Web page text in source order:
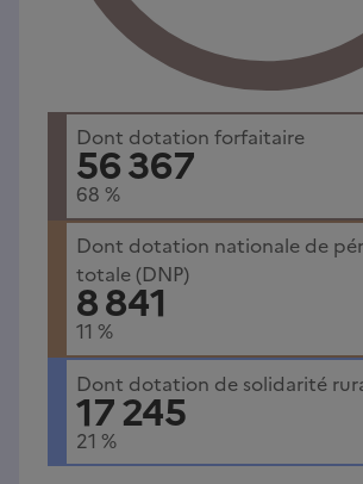
Dont dotation forfaitaire
56 367
68 %
Dont dotation nationale de
totale (DNP)
8 841
11 %
Dont dotation de solidarité
17 245
21 %